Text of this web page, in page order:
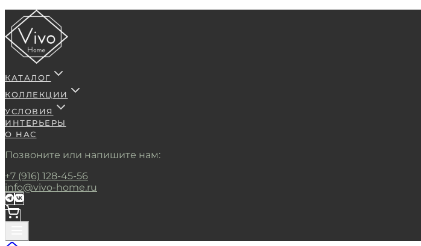
КАТАЛОГ
КОЛЛЕКЦИИ
УСЛОВИЯ
ИНТЕРЬЕРЫ
О НАС
Позвоните или напишите нам:
+7 (916) 128-45-56
info@vivo-home.ru